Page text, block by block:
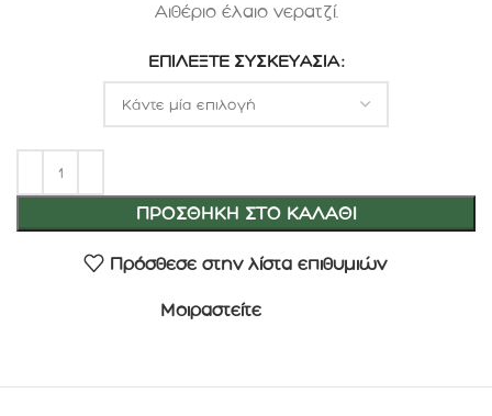
Αιθέριο έλαιο νερατζί.
ΕΠΙΛΈΞΤΕ ΣΥΣΚΕΥΑΣΊΑ
ΠΡΟΣΘΉΚΗ ΣΤΟ ΚΑΛΆΘΙ
Πρόσθεσε στην λίστα επιθυμιών
Μοιραστείτε